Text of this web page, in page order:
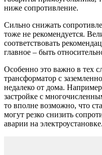
ниже сопротивление.
Сильно снижать
тоже не рекомендуется.
соответствовать
главное – быть
Особенно это важно в тех
трансформатор с
недалеко от дома.
застройке с
то вполне возможно, что
могут резко снизить
аварии на электроустановке.